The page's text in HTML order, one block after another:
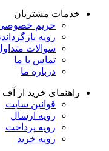
خدمات مشتریان
حریم
رویه
سوالات
تماس با ما
درباره ما
راهنمای خرید از آف
قوانین سایت
رویه ارسال
رویه پرداخت
رویه خرید